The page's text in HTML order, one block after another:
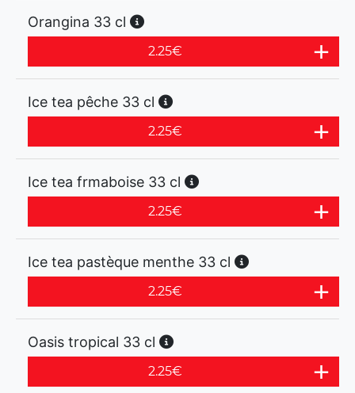
Orangina 33 cl
2.25€
Ice tea pêche 33 cl
2.25€
Ice tea frmaboise 33 cl
2.25€
Ice tea pastèque menthe 33 cl
2.25€
Oasis tropical 33 cl
2.25€